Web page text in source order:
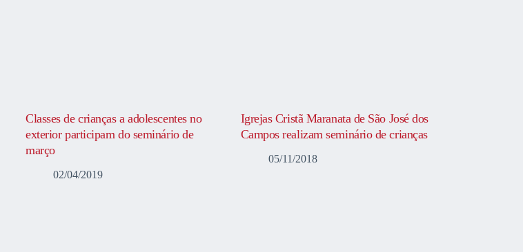
Classes de crianças a adolescentes no
exterior participam do seminário de
março
02/04/2019
Igrejas Cristã Maranata de São José dos
Campos realizam seminário de crianças
05/11/2018